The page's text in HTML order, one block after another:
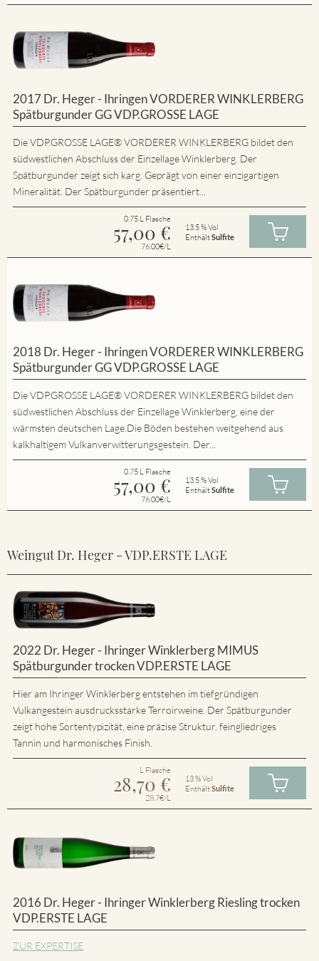
2017 Dr. Heger - Ihringen VORDERER WINKLERBERG
Spätburgunder GG VDP.GROSSE LAGE
Die VDP.GROSSE LAGE® VORDERER WINKLERBERG bildet den
südwestlichen Abschluss der Einzellage Winklerberg. Der
Spätburgunder zeigt sich karg. Geprägt von einer einzigartigen
Mineralität. Der Spätburgunder präsentiert...
0.75 L Flasche
57,00 €
76.00€/L
13.5 % Vol
EnthältSulfite
2018 Dr. Heger - Ihringen VORDERER WINKLERBERG
Spätburgunder GG VDP.GROSSE LAGE
Die VDP.GROSSE LAGE® VORDERER WINKLERBERG bildet den
südwestlichen Abschluss der Einzellage Winklerberg, eine der
wärmsten deutschen Lage.Die Böden bestehen weitgehend aus
kalkhaltigem Vulkanverwitterungsgestein. Der...
0.75 L Flasche
57,00 €
76.00€/L
13.5 % Vol
EnthältSulfite
Weingut Dr. Heger - VDP.ERSTE LAGE
2022 Dr. Heger - Ihringer Winklerberg MIMUS
Spätburgunder trocken VDP.ERSTE LAGE
Hier am Ihringer Winklerberg entstehen im tiefgründigen
Vulkangestein ausdrucksstarke Terroirweine. Der Spätburgunder
zeigt hohe Sortentypizität, eine präzise Struktur, feingliedriges
Tannin und harmonisches Finish.
L Flasche
28,70 €
28.7€/L
13 % Vol
EnthältSulfite
2016 Dr. Heger - Ihringer Winklerberg Riesling trocken
VDP.ERSTE LAGE
ZUR EXPERTISE